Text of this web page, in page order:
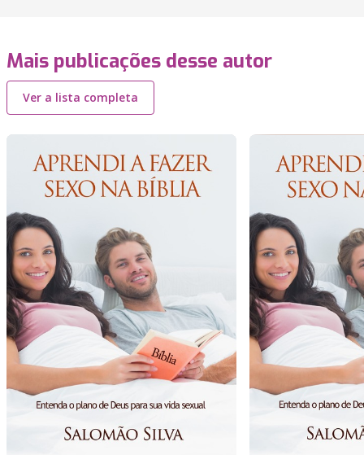
Mais publicações desse autor
Ver a lista completa